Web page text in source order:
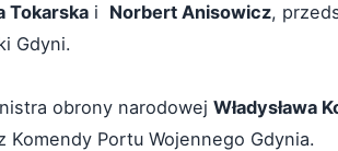
Tokarska i Norbert Anisowicz,
Gdyni.
obrony narodowej Władysława
Komendy Portu Wojennego Gdynia.